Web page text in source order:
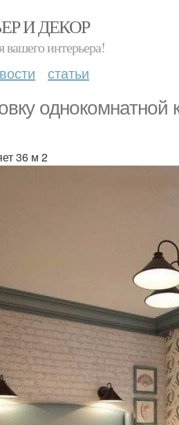
И ДЕКОР
вашего интерьера!
статьи
36 м 2